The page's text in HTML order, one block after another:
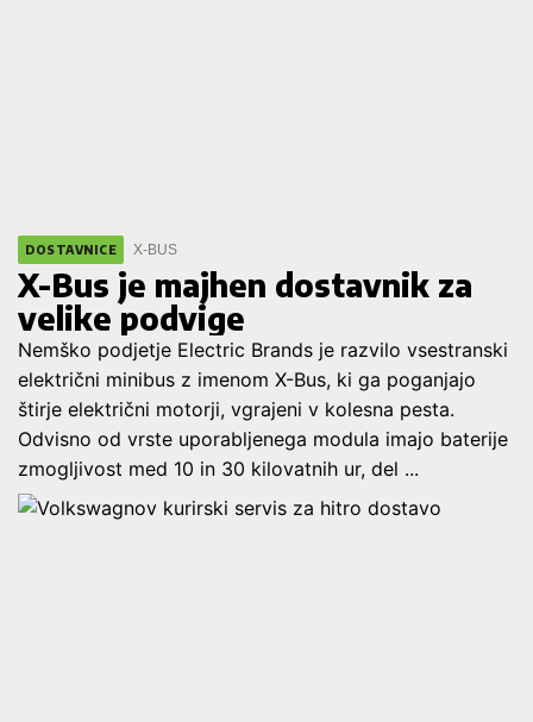
DOSTAVNICE X-BUS
X-Bus je majhen dostavnik za
velike podvige
Nemško podjetje Electric Brands je razvilo vsestranski
električni minibus z imenom X-Bus, ki ga poganjajo
štirje električni motorji, vgrajeni v kolesna pesta.
Odvisno od vrste uporabljenega modula imajo baterije
zmogljivost med 10 in 30 kilovatnih ur, del ...